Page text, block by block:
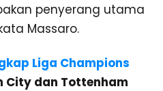
penyerang utama
Massaro.
Liga Champions
City dan Tottenham